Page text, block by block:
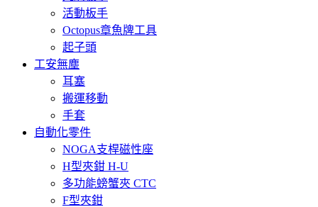
活動板手
Octopus章魚牌工具
起子頭
工安無塵
耳塞
搬運移動
手套
自動化零件
NOGA支桿磁性座
H型夾鉗 H-U
多功能螃蟹夾 CTC
F型夾鉗